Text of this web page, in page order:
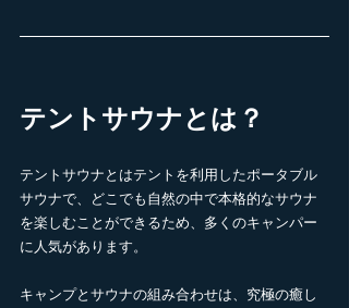
テントサウナとは？
テントサウナとはテントを利用したポータブル
サウナで、どこでも自然の中で本格的なサウナ
を楽しむことができるため、多くのキャンパー
に人気があります。
キャンプとサウナの組み合わせは、究極の癒し